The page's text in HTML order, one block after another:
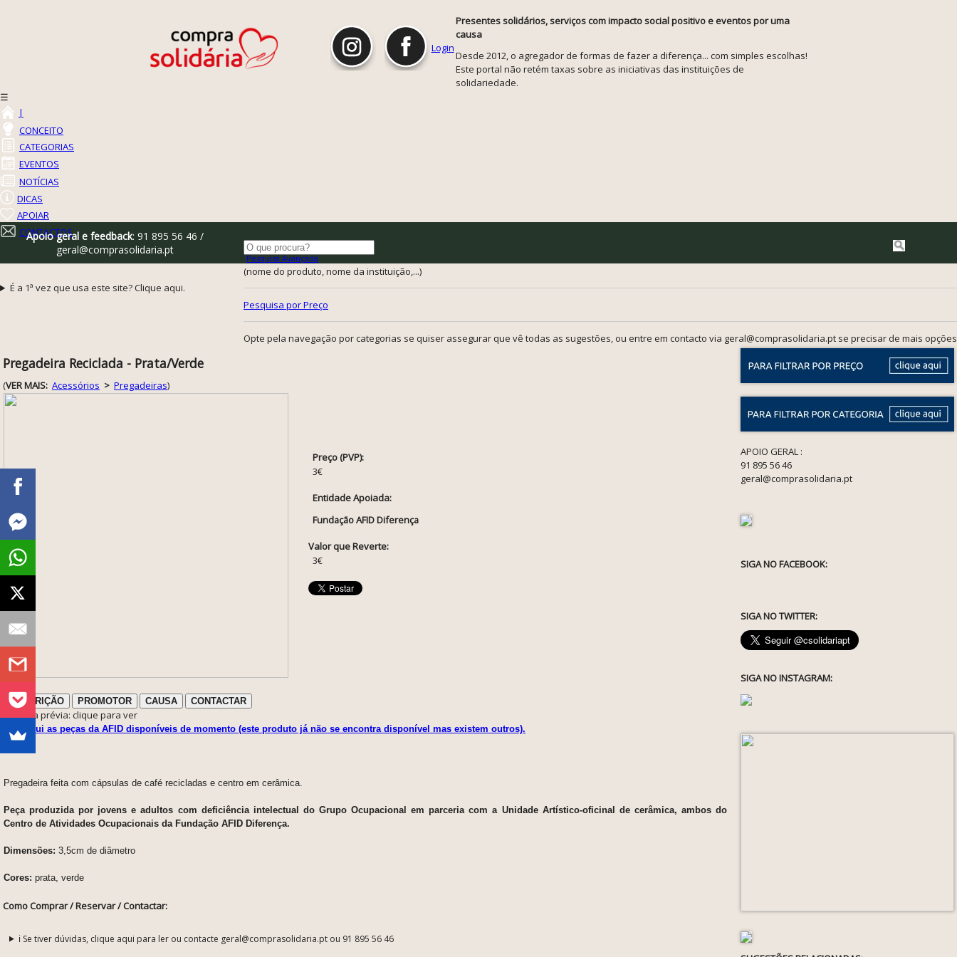
Login
Presentes solidários, serviços com impacto social positivo e eventos por uma
causa
Desde 2012, o agregador de formas de fazer a diferença... com simples escolhas!
Este portal não retém taxas sobre as iniciativas das instituições de
solidariedade.
☰
|
CONCEITO
CATEGORIAS
EVENTOS
NOTÍCIAS
DICAS
APOIAR
CONTACTOS
Pesquisa Avançada
(nome do produto, nome da instituição,...)
Pesquisa por Preço
Opte pela navegação por categorias se quiser assegurar que vê todas as sugestões, ou entre em contacto via geral@comprasolidaria.pt se precisar de mais opções
Apoio geral e feedback: 91 895 56 46 /
geral@comprasolidaria.pt
É a 1ª vez que usa este site? Clique aqui.
Pregadeira Reciclada - Prata/Verde
(VER MAIS: Acessórios > Pregadeiras)
Preço (PVP):
3€
Entidade Apoiada:
Fundação AFID Diferença
Valor que Reverte:
3€
DESCRIÇÃO PROMOTOR CAUSA CONTACTAR
ℹ️ Nota prévia: clique para ver
Veja aqui as peças da AFID disponíveis de momento (este produto já não se encontra disponível mas existem outros).
Pregadeira feita com cápsulas de café recicladas e centro em cerâmica.
Peça produzida por jovens e adultos com deficiência intelectual do Grupo Ocupacional em parceria com a Unidade Artístico-oficinal de cerâmica, ambos do
Centro de Atividades Ocupacionais da Fundação AFID Diferença.
Dimensões: 3,5cm de diâmetro
Cores: prata, verde
Como Comprar / Reservar / Contactar:
ℹ️ Se tiver dúvidas, clique aqui para ler ou contacte geral@comprasolidaria.pt ou 91 895 56 46
APOIO GERAL :
91 895 56 46
geral@comprasolidaria.pt
SIGA NO FACEBOOK:
SIGA NO TWITTER:
SIGA NO INSTAGRAM: